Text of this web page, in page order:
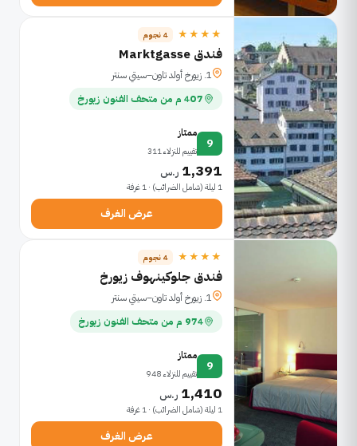
★★★★ 4 نجوم
فندق Marktgasse
1. زيورخ أولد تاون–سيتي سنتر
407 م من متحف الفنون زيورخ
9
ممتاز
تقييم للنزلاء 311
1,391 ر.س
1 ليلة (شامل الضرائب) · 1 غرفة
عرض الغرف
★★★★ 4 نجوم
فندق جلوكينهوف زيورخ
1. زيورخ أولد تاون–سيتي سنتر
974 م من متحف الفنون زيورخ
9
ممتاز
تقييم للنزلاء 948
1,410 ر.س
1 ليلة (شامل الضرائب) · 1 غرفة
عرض الغرف